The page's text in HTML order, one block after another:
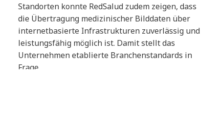
Standorten konnte RedSalud zudem zeigen, dass
die Übertragung medizinischer Bilddaten über
internetbasierte Infrastrukturen zuverlässig und
leistungsfähig möglich ist. Damit stellt das
Unternehmen etablierte Branchenstandards in
Frage.